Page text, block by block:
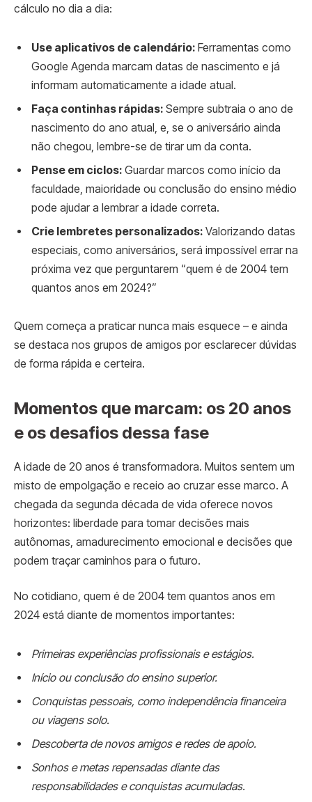
cálculo no dia a dia:
Use aplicativos de calendário: Ferramentas como
Google Agenda marcam datas de nascimento e já
informam automaticamente a idade atual.
Faça continhas rápidas: Sempre subtraia o ano de
nascimento do ano atual, e, se o aniversário ainda
não chegou, lembre-se de tirar um da conta.
Pense em ciclos: Guardar marcos como início da
faculdade, maioridade ou conclusão do ensino médio
pode ajudar a lembrar a idade correta.
Crie lembretes personalizados: Valorizando datas
especiais, como aniversários, será impossível errar na
próxima vez que perguntarem “quem é de 2004 tem
quantos anos em 2024?”
Quem começa a praticar nunca mais esquece – e ainda
se destaca nos grupos de amigos por esclarecer dúvidas
de forma rápida e certeira.
Momentos que marcam: os 20 anos
e os desafios dessa fase
A idade de 20 anos é transformadora. Muitos sentem um
misto de empolgação e receio ao cruzar esse marco. A
chegada da segunda década de vida oferece novos
horizontes: liberdade para tomar decisões mais
autônomas, amadurecimento emocional e decisões que
podem traçar caminhos para o futuro.
No cotidiano, quem é de 2004 tem quantos anos em
2024 está diante de momentos importantes:
Primeiras experiências profissionais e estágios.
Início ou conclusão do ensino superior.
Conquistas pessoais, como independência financeira
ou viagens solo.
Descoberta de novos amigos e redes de apoio.
Sonhos e metas repensadas diante das
responsabilidades e conquistas acumuladas.